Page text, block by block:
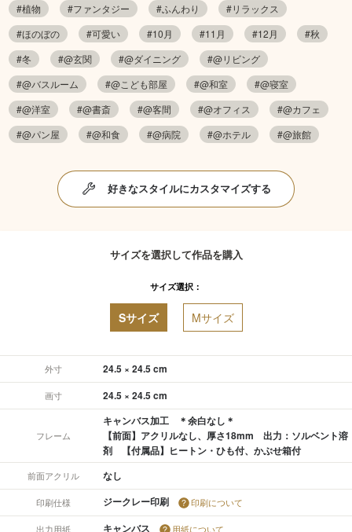
#植物
#ファンタジー #ふんわり
#リラックス
#ほのぼの
#可愛い #10月 #11月 #12月
#秋
#冬
#@玄関 #@ダイニング
#@リビング
#@バスルーム
#@こども部屋 #@和室
#@寝室
#@洋室
#@書斎 #@客間 #@オフィス
#@カフェ
#@パン屋
#@和食 #@病院 #@ホテル #@旅館
好きなスタイルにカスタマイズする
サイズを選択して作品を購入
サイズ選択：
Sサイズ Mサイズ
外寸 24.5 × 24.5 cm
画寸 24.5 × 24.5 cm
フレーム
キャンバス加工 ＊余白なし＊
【前面】アクリルなし、厚さ18mm 出力：ソルベント溶
剤 【付属品】ヒートン・ひも付、かぶせ箱付
前面アクリル なし
印刷仕様 ジークレー印刷 印刷について
出力用紙 キャンバス 用紙について